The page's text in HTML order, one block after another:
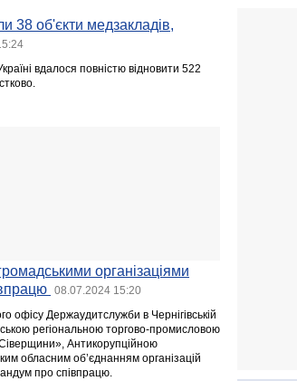
38 об'єкти медзакладів,
вдалося повністю відновити 522
організаціями
08.07.2024 15:20
офісу Держаудитслужби в Чернігівській
регіональною торгово-промисловою
Антикорупційною
обласним об’єднанням організацій
про співпрацю.